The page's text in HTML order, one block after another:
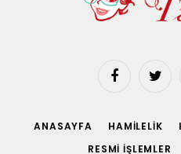
FacebookTwitter
ANASAYFA HAMILELIK
RESMI İŞLEMLER